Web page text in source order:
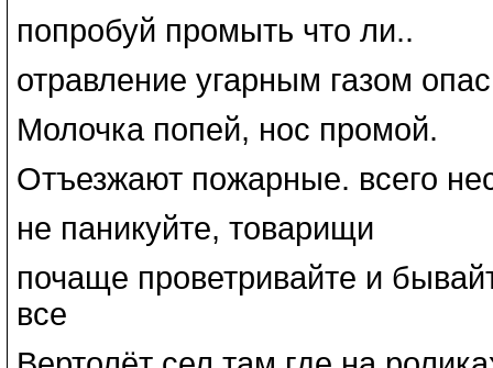
попробуй промыть что ли..
отравление угарным газом
Молочка попей, нос промой.
Отъезжают пожарные. всего
не паникуйте, товарищи
почаще проветривайте и
все